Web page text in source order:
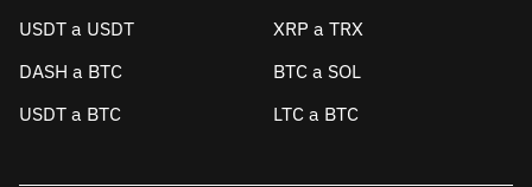
USDT a USDT
XRP a TRX
DASH a BTC
BTC a SOL
USDT a BTC
LTC a BTC